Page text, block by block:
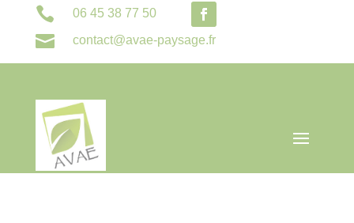
 06 45 38 77 50
 contact@avae-paysage.fr